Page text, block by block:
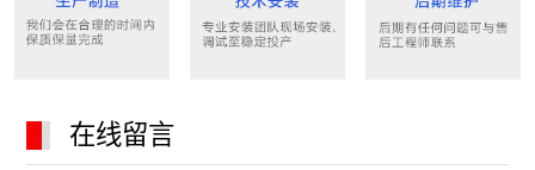
在线留言